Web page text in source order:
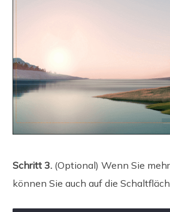
Schritt 3. (Optional) Wenn Sie
können Sie auch auf die